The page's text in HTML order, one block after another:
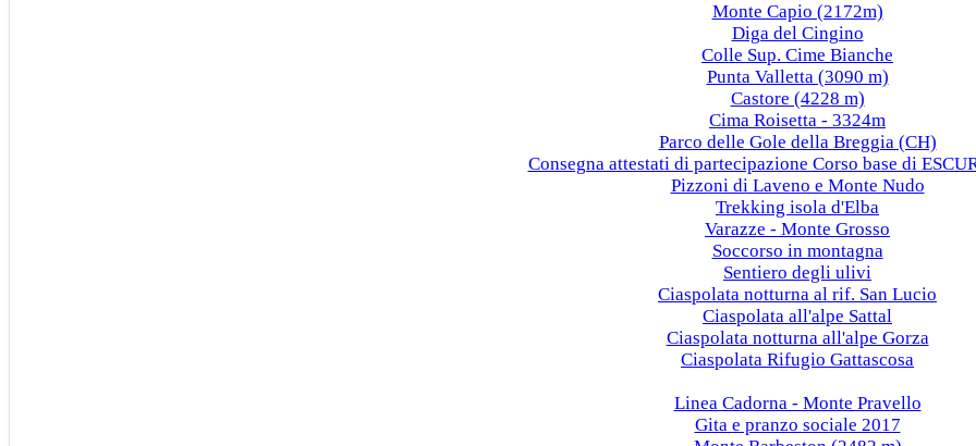
Monte Capio (2172m)
Diga del Cingino
Colle Sup. Cime Bianche
Punta Valletta (3090 m)
Castore (4228 m)
Cima Roisetta - 3324m
Parco delle Gole della Breggia (CH)
Consegna attestati di partecipazione Corso base di
Pizzoni di Laveno e Monte Nudo
Trekking isola d'Elba
Varazze - Monte Grosso
Soccorso in montagna
Sentiero degli ulivi
Ciaspolata notturna al rif. San Lucio
Ciaspolata all'alpe Sattal
Ciaspolata notturna all'alpe Gorza
Ciaspolata Rifugio Gattascosa
Linea Cadorna - Monte Pravello
Gita e pranzo sociale 2017